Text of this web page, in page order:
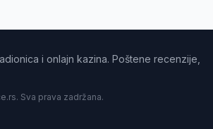
i onlajn kazina. Poštene recenzije,
Sva prava zadržana.